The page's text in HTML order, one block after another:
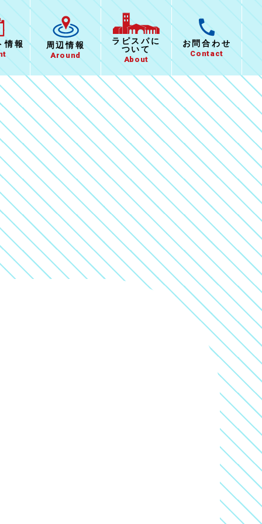
情報
周辺情報
Around
ラピスパに
ついて
About
お問合わせ
Contact